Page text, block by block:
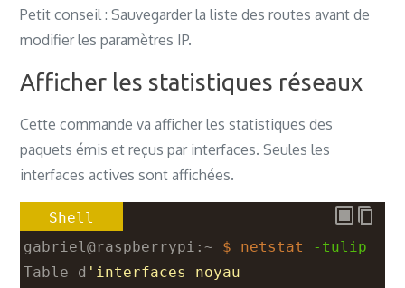
ff:ff:ff:ff:ff:ff
Petit conseil : Sauvegarder la liste des routes avant de
modifier les paramètres IP.
Afficher les statistiques réseaux
Cette commande va afficher les statistiques des
paquets émis et reçus par interfaces. Seules les
interfaces actives sont affichées.
Shell
gabriel@raspberrypi:~ $ netstat
-tulip
Table d 'interfaces noyau